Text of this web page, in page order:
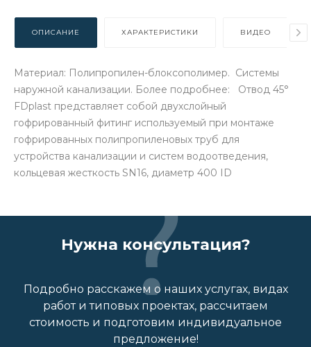
ОПИСАНИЕ ХАРАКТЕРИСТИКИ ВИДЕО
Материал: Полипропилен-блоксополимер. Системы
наружной канализации. Более подробнее: Отвод 45°
FDplast представляет собой двухслойный
гофрированный фитинг используемый при монтаже
гофрированных полипропиленовых труб для
устройства канализации и систем водоотведения,
кольцевая жесткость SN16, диаметр 400 ID
Нужна консультация?
Подробно расскажем о наших услугах, видах
работ и типовых проектах, рассчитаем
стоимость и подготовим индивидуальное
предложение!